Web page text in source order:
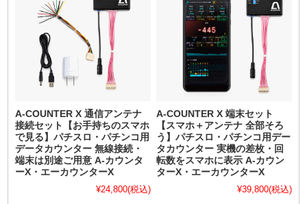
A-COUNTER X 通信アンテナ
接続セット【お手持ちのスマホ
で見る】パチスロ・パチンコ用
データカウンター 無線接続・
端末は別途ご用意 A-カウンタ
ーX・エーカウンターX
¥24,800(税込)
A-COUNTER X 端末セット
【スマホ＋アンテナ 全部そろ
う】パチスロ・パチンコ用デー
タカウンター 実機の差枚・回
転数をスマホに表示 A-カウン
ターX・エーカウンターX
¥39,800(税込)